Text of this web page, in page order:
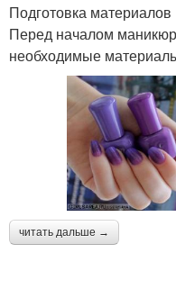
Подготовка материалов
Перед началом
необходимые
читать дальше →